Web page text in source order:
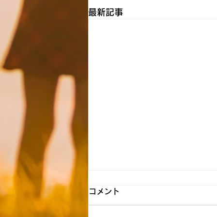
最新記事
【清瀬】☆8月7日（金）送迎
時間のお知らせ☆
コメント